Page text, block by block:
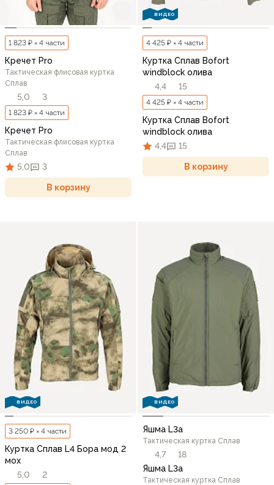
1 823 ₽ × 4 части
Кречет Pro
Тактическая флисовая куртка
Сплав
5,0 3
1 823 ₽ × 4 части
Кречет Pro
Тактическая флисовая куртка
Сплав
5,0 3
В корзину
ВИДЕО
4 425 ₽ × 4 части
Куртка Сплав Bofort
windblock олива
4,4
15
4 425 ₽ × 4 части
Куртка Сплав Bofort
windblock олива
4,4
15
В корзину
ВИДЕО
3 250 ₽ × 4 части
Куртка Сплав L4 Бора мод 2
мох
5,0
2
ВИДЕО
Яшма L3a
Тактическая куртка Сплав
4,7
18
Яшма L3a
Тактическая куртка Сплав